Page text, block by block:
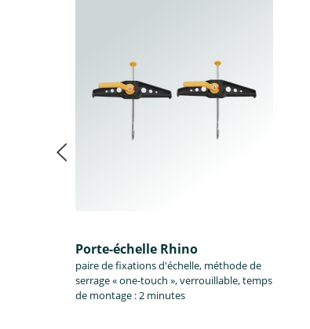
Porte-échelle Rhino
paire de fixations d'échelle, méthode de
serrage « one-touch », verrouillable, temps
de montage : 2 minutes